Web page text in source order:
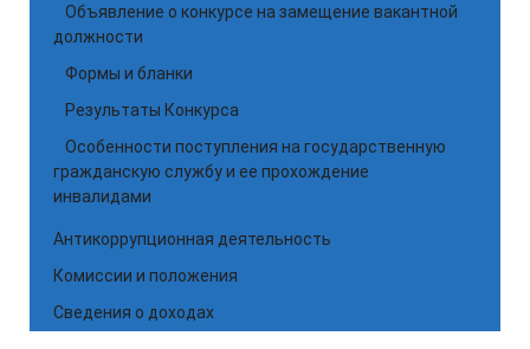
Объявление о конкурсе на замещение вакантной
должности
Формы и бланки
Результаты Конкурса
Особенности поступления на государственную
гражданскую службу и ее прохождение
инвалидами
Антикоррупционная деятельность
Комиссии и положения
Сведения о доходах